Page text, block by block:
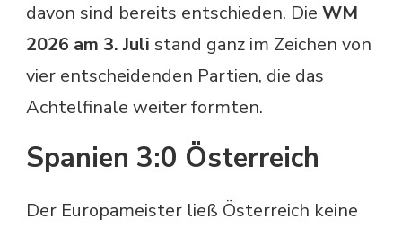
davon sind bereits entschieden. Die WM
2026 am 3. Juli stand ganz im Zeichen von
vier entscheidenden Partien, die das
Achtelfinale weiter formten.
Spanien 3:0 Österreich
Der Europameister ließ Österreich keine